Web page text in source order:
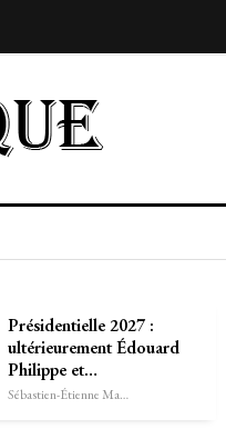
Présidentielle 2027 :
ultérieurement Édouard
Philippe et…
Sébastien-Étienne Marechal